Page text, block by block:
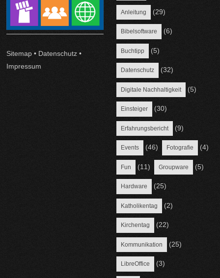
Sitemap • Datenschutz •
Impressum
Anleitung (29)
Bibelsoftware (6)
Buchtipp (5)
Datenschutz (32)
Digitale Nachhaltigkeit (5)
Einsteiger (30)
Erfahrungsbericht (9)
Events (46) Fotografie (4)
Fun (11) Groupware (5)
Hardware (25)
Katholikentag (2)
Kirchentag (22)
Kommunikation (25)
LibreOffice (3)